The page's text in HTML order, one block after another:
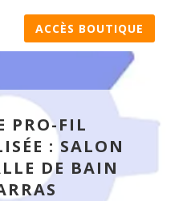
ACCÈS BOUTIQUE
PRO-FIL
: SALON
DE BAIN